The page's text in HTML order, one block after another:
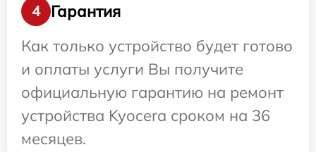
4
Гарантия
Как только устройство будет готово
и оплаты услуги Вы получите
официальную гарантию на ремонт
устройства Kyocera сроком на 36
месяцев.